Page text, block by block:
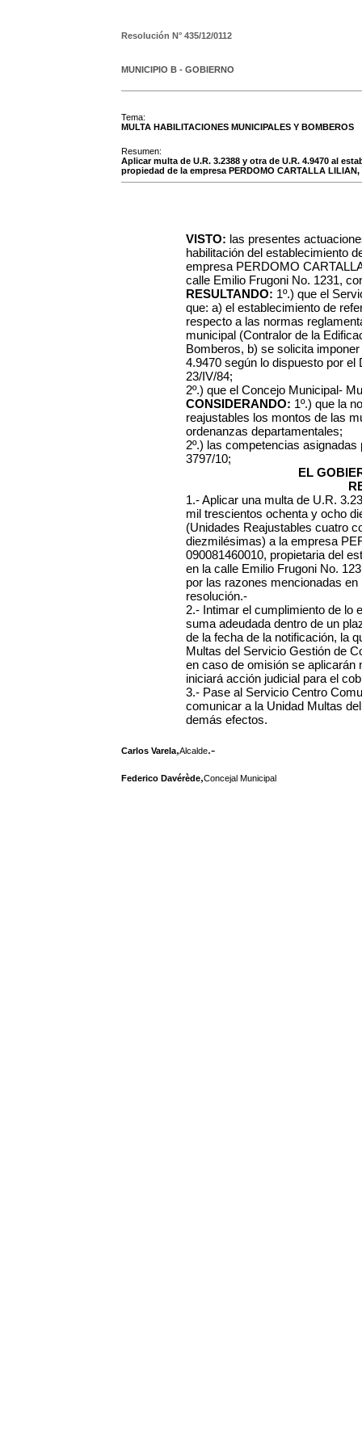
Resolución N° 435/12/0112
MUNICIPIO B - GOBIERNO
Tema:
MULTA HABILITACIONES MUNICIPALES Y BOMBEROS
Resumen:
Aplicar multa de U.R. 3.2388 y otra de U.R. 4.9470 al
propiedad de la empresa PERDOMO CARTALLA LILIAN,
VISTO: las presentes
habilitación del establecimiento
empresa PERDOMO
calle Emilio Frugoni No. 1231,
RESULTANDO: 1º.) que el
que: a) el establecimiento de
respecto a las normas
municipal (Contralor de la
Bomberos, b) se solicita
4.9470 según lo dispuesto por el
23/IV/84;
2º.) que el Concejo Municipal-
CONSIDERANDO: 1º.) que la
reajustables los montos de las
ordenanzas departamentales;
2º.) las competencias
3797/10;
EL
1.- Aplicar una multa de U.R.
mil trescientos ochenta y ocho
(Unidades Reajustables cuatro
diezmilésimas) a la empresa
090081460010, propietaria del
en la calle Emilio Frugoni No.
por las razones mencionadas
resolución.-
2.- Intimar el cumplimiento de lo
suma adeudada dentro de un
de la fecha de la notificación, la
Multas del Servicio Gestión de
en caso de omisión se
iniciará acción judicial para el
3.- Pase al Servicio Centro
comunicar a la Unidad Multas
demás efectos.
Carlos Varela,Alcalde.-
Federico Davérède,Concejal Municipal